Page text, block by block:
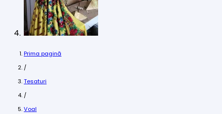
Prima pagină
/
Tesaturi
/
Voal